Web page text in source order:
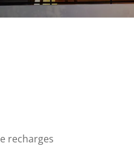
recharges